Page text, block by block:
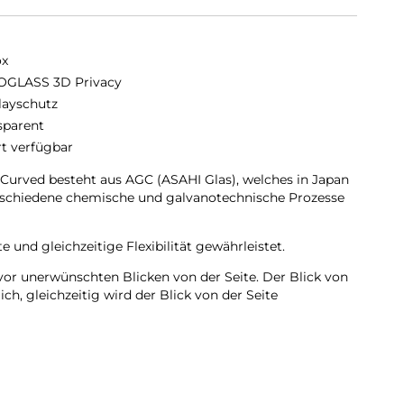
3D Privacy
verfügbar
besteht aus AGC (ASAHI Glas), welches in Japan
chemische und galvanotechnische Prozesse
und gleichzeitige Flexibilität gewährleistet.
unerwünschten Blicken von der Seite. Der Blick von
gleichzeitig wird der Blick von der Seite